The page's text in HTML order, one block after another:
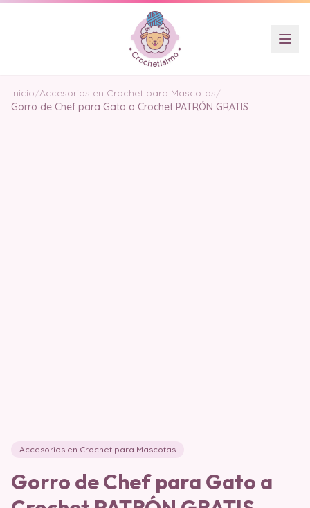
Inicio/Accesorios en Crochet para Mascotas/
Gorro de Chef para Gato a Crochet PATRÓN GRATIS
Accesorios en Crochet para Mascotas
Gorro de Chef para Gato a